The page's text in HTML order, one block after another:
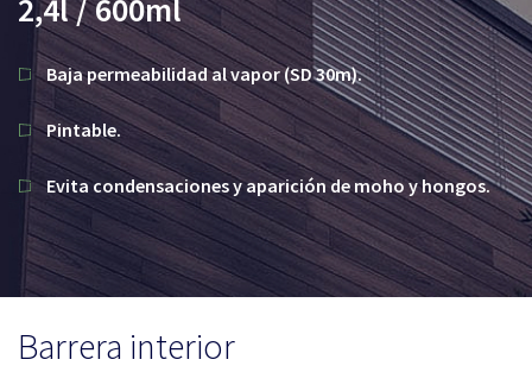
2,4l / 600ml
Baja permeabilidad al vapor (SD 30m).
Pintable.
Evita condensaciones y aparición de moho y hongos.
Barrera interior